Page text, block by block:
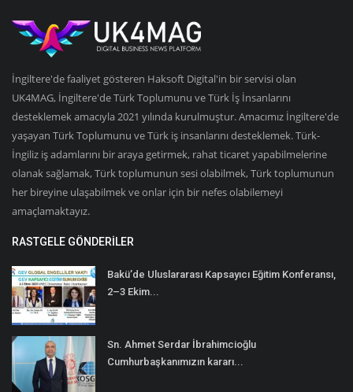
İngiltere'de faaliyet gösteren Haksoft Digital'in bir servisi olan
UK4MAG, İngiltere'de Türk Toplumunu ve Türk İş İnsanlarını
desteklemek amacıyla 2021 yılında kurulmuştur. Amacımız İngiltere'de
yaşayan Türk Toplumunu ve Türk iş insanlarını desteklemek. Türk-
İngiliz iş adamlarını bir araya getirmek, rahat ticaret yapabilmelerine
olanak sağlamak, Türk toplumunun sesi olabilmek, Türk toplumunun
her bireyine ulaşabilmek ve onlar için bir nefes olabilemeyi
amaçlamaktayız.
RASTGELE GÖNDERILER
Bakü’de Uluslararası Kapsayıcı Eğitim Konferansı,
2–3 Ekim...
Sn. Ahmet Serdar İbrahimcioğlu
Cumhurbaşkanımızın kararı...